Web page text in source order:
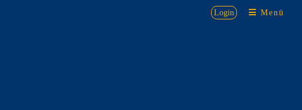
Login Menü